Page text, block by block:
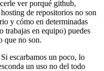
ver porqué github,
de repositorios no son
y cómo en determinadas
trabajas en equipo) puedes
que no son.
escarbamos un poco, lo
un uso no del todo